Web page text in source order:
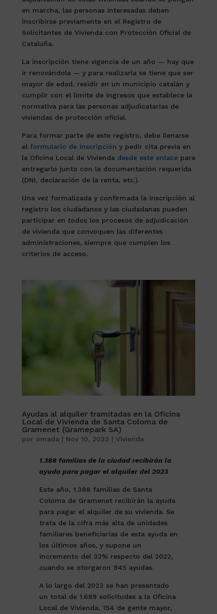
en marcha, las personas interesadas deben
inscribirse previamente en el Registro de
Solicitantes de Vivienda con Protección Oficial de
Cataluña.
La inscripción tiene vigencia de un año — hay que
ir renovándola — y para realizarla se tiene que ser
mayor de edad, residir en un municipio catalán y
cumplir con el límite de ingresos que establece la
normativa para las personas adjudicatarias de
viviendas de protección oficial.
Para formar parte de este registro, debe llenarse
el formulario de inscripción y pedir cita previa en
la Oficina Local de Vivienda desde este enlacepara
entregarlo junto con la documentación requerida
(DNI, declaración de la renta, etc.).
Una vez formalizada y confirmada la inscripción al
registro los ciudadanos y las ciudadanas pueden
participar en todos los procesos de adjudicación
de vivienda que convoquen las diferentes
administraciones, siempre que cumplen los
criterios de acceso.
Ayudas al alquiler tramitadas en la Oficina
Local de Vivienda de Santa Coloma de
Gramenet (Gramepark SA)
por omada| Nov 10, 2023 | Vivienda
1.388 familias de la ciudad recibirán la
ayuda para pagar el alquiler del 2023
Este año, 1.388 familias de Santa
Coloma de Gramenet recibirán la ayuda
para pagar el alquiler de su vivienda. Se
trata de la cifra más alta de unidades
familiares beneficiarias de esta ayuda en
los últimos años, y supone un
incremento del 32% respecto del 2022,
cuando se otorgaron 945 ayudas.
A lo largo del 2023 se han presentado
un total de 1.689 solicitudes a la Oficina
Local de Vivienda, 154 de gente mayor,